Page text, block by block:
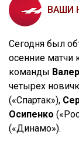
ВАШИ
Сегодня был
осенние матчи
команды
четырех
(«Спартак»),
Осипенко
(«Динамо»).